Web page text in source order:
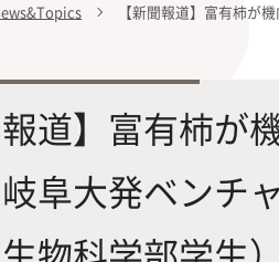
案内
大学院の教育ビジョン、
び入試情報について
命化学科
化学とバイオテクノロジー
院
程・博士課程
・国際交流
【新聞報道】富有柿が
報道】富有柿
阜大発ベンチ